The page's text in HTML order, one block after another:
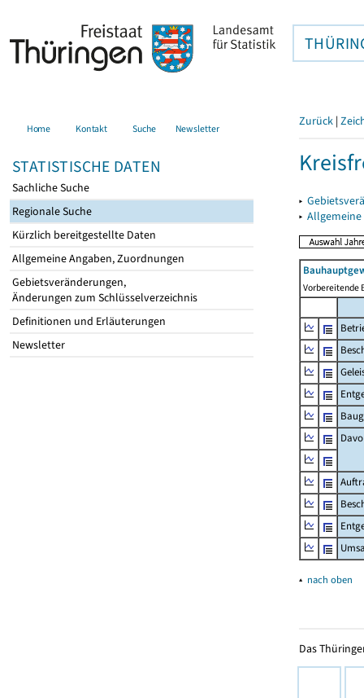
Home Kontakt Suche Newsletter
STATISTISCHE DATEN
Sachliche Suche
Regionale Suche
Kürzlich bereitgestellte Daten
Allgemeine Angaben, Zuordnungen
Gebietsveränderungen,
Änderungen zum Schlüsselverzeichnis
Definitionen und Erläuterungen
Newsletter
Zurück |
▸
▸
Vorbereitende
▴ nach oben
Das